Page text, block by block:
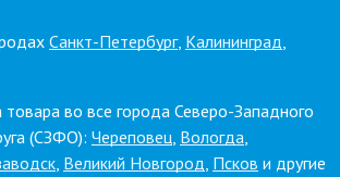
Санкт-Петербург, Калининград,
товара во все города Северо-Западного
(СЗФО): Череповец, Вологда,
, Великий Новгород, Псков и другие